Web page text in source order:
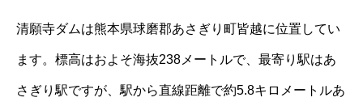
清願寺ダムは熊本県球磨郡あさぎり町皆越に位置してい
ます。標高はおよそ海抜238メートルで、最寄り駅はあ
さぎり駅ですが、駅から直線距離で約5.8キロメートルあ